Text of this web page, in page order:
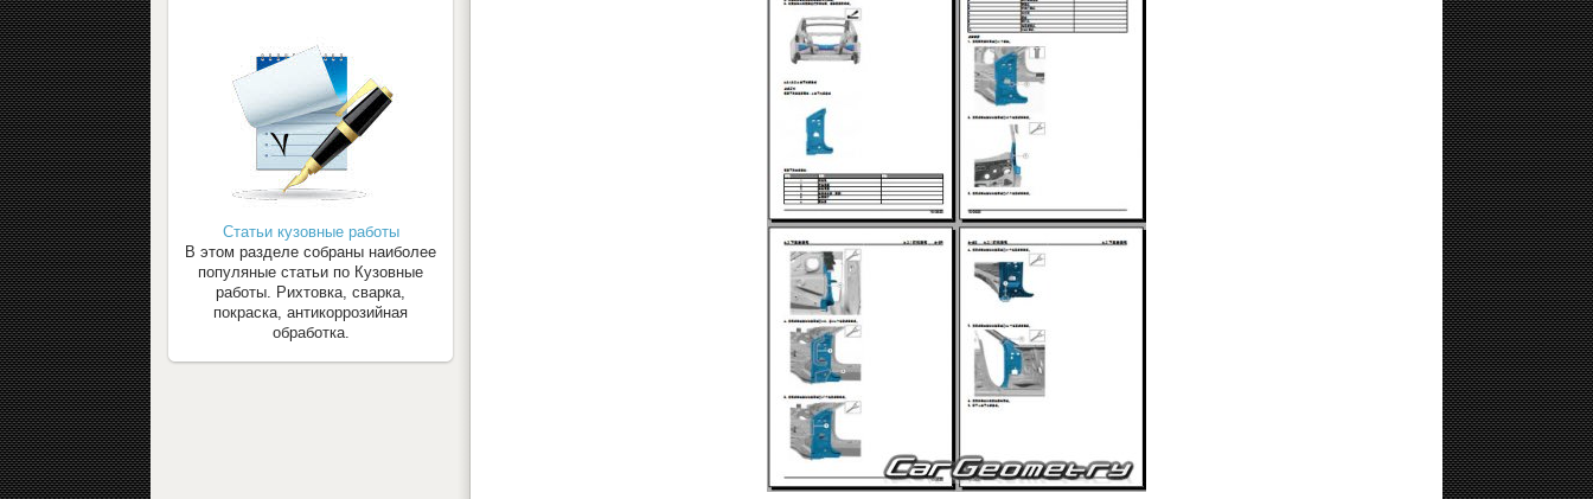
Статьи кузовные работы
В этом разделе собраны наиболее
популяные статьи по Кузовные
работы. Рихтовка, сварка,
покраска, антикоррозийная
обработка.